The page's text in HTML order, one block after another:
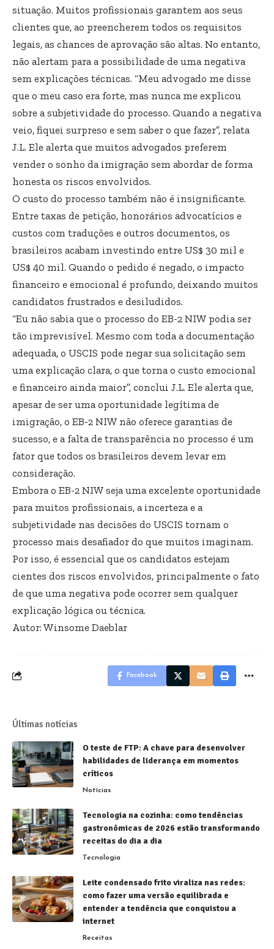
situação. Muitos profissionais garantem aos seus
clientes que, ao preencherem todos os requisitos
legais, as chances de aprovação são altas. No entanto,
não alertam para a possibilidade de uma negativa
sem explicações técnicas. “Meu advogado me disse
que o meu caso era forte, mas nunca me explicou
sobre a subjetividade do processo. Quando a negativa
veio, fiquei surpreso e sem saber o que fazer”, relata
J.L. Ele alerta que muitos advogados preferem
vender o sonho da imigração sem abordar de forma
honesta os riscos envolvidos.
O custo do processo também não é insignificante.
Entre taxas de petição, honorários advocatícios e
custos com traduções e outros documentos, os
brasileiros acabam investindo entre US$ 30 mil e
US$ 40 mil. Quando o pedido é negado, o impacto
financeiro e emocional é profundo, deixando muitos
candidatos frustrados e desiludidos.
“Eu não sabia que o processo do EB-2 NIW podia ser
tão imprevisível. Mesmo com toda a documentação
adequada, o USCIS pode negar sua solicitação sem
uma explicação clara, o que torna o custo emocional
e financeiro ainda maior”, conclui J.L. Ele alerta que,
apesar de ser uma oportunidade legítima de
imigração, o EB-2 NIW não oferece garantias de
sucesso, e a falta de transparência no processo é um
fator que todos os brasileiros devem levar em
consideração.
Embora o EB-2 NIW seja uma excelente oportunidade
para muitos profissionais, a incerteza e a
subjetividade nas decisões do USCIS tornam o
processo mais desafiador do que muitos imaginam.
Por isso, é essencial que os candidatos estejam
cientes dos riscos envolvidos, principalmente o fato
de que uma negativa pode ocorrer sem qualquer
explicação lógica ou técnica.
Autor: Winsome Daeblar
Facebook
Últimas notícias
O teste de FTP: A chave para desenvolver
habilidades de liderança em momentos
críticos
Notícias
Tecnologia na cozinha: como tendências
gastronômicas de 2026 estão transformando
receitas do dia a dia
Tecnologia
Leite condensado frito viraliza nas redes:
como fazer uma versão equilibrada e
entender a tendência que conquistou a
internet
Receitas